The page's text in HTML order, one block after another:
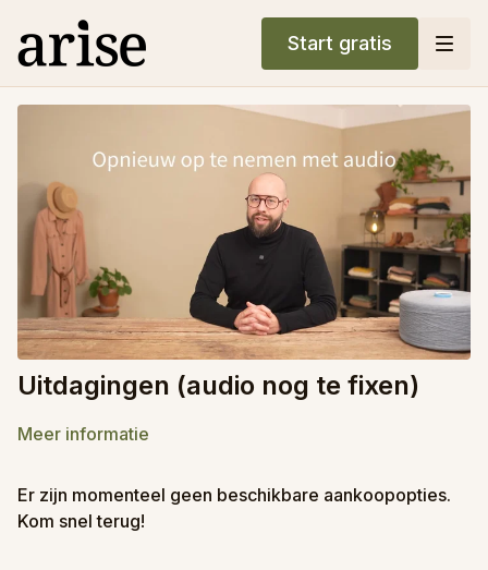
Start gratis
Uitdagingen (audio nog te fixen)
Meer informatie
Er zijn momenteel geen beschikbare aankoopopties.
Kom snel terug!